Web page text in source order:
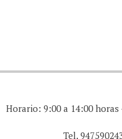
Horario: 9:00 a 14:00 horas
Tel.